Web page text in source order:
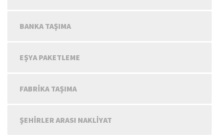
BANKA TAŞIMA
EŞYA PAKETLEME
FABRIKA TAŞIMA
ŞEHIRLER ARASI NAKLIYAT